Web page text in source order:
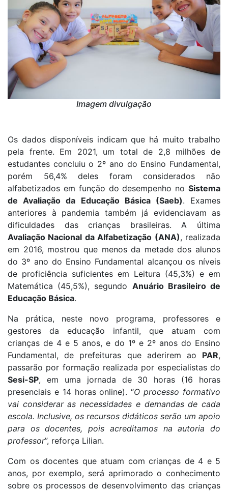
Imagem divulgação
Os dados disponíveis indicam que há muito trabalho
pela frente. Em 2021, um total de 2,8 milhões de
estudantes concluiu o 2º ano do Ensino Fundamental,
porém 56,4% deles foram considerados não
alfabetizados em função do desempenho no Sistema
de Avaliação da Educação Básica (Saeb). Exames
anteriores à pandemia também já evidenciavam as
dificuldades das crianças brasileiras. A última
Avaliação Nacional da Alfabetização (ANA), realizada
em 2016, mostrou que menos da metade dos alunos
do 3º ano do Ensino Fundamental alcançou os níveis
de proficiência suficientes em Leitura (45,3%) e em
Matemática (45,5%), segundo Anuário Brasileiro de
Educação Básica.
Na prática, neste novo programa, professores e
gestores da educação infantil, que atuam com
crianças de 4 e 5 anos, e do 1º e 2º anos do Ensino
Fundamental, de prefeituras que aderirem ao PAR,
passarão por formação realizada por especialistas do
Sesi-SP, em uma jornada de 30 horas (16 horas
presenciais e 14 horas online). “O processo formativo
vai considerar as necessidades e demandas de cada
escola. Inclusive, os recursos didáticos serão um apoio
para os docentes, pois acreditamos na autoria do
professor”, reforça Lilian.
Com os docentes que atuam com crianças de 4 e 5
anos, por exemplo, será aprimorado o conhecimento
sobre os processos de desenvolvimento das crianças